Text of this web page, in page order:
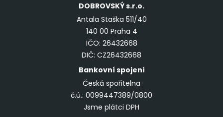
DOBROVSKÝs.r.o.
Antala Staška 511/40
140 00 Praha 4
IČO: 26432668
DIČ: CZ26432668
Bankovní spojení
Česká spořitelna
č.ú.: 0099447389/0800
Jsme plátci DPH